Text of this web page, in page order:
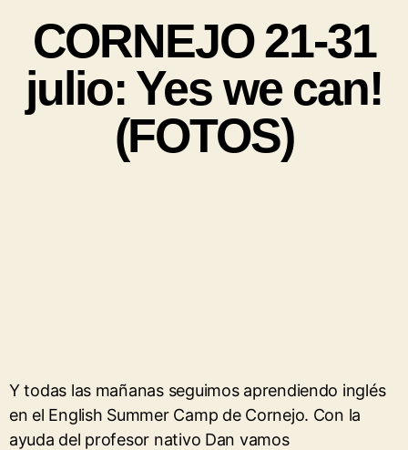
CORNEJO 21-31
julio: Yes we can!
(FOTOS)
Y todas las mañanas seguimos aprendiendo inglés
en el English Summer Camp de Cornejo. Con la
ayuda del profesor nativo Dan vamos